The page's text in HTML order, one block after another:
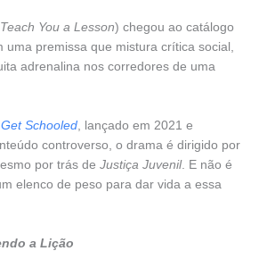
Teach You a Lesson) chegou ao catálogo
uma premissa que mistura crítica social,
adrenalina nos corredores de uma
Get Schooled, lançado em 2021 e
controverso, o drama é dirigido por
por trás de Justiça Juvenil. E não é
elenco de peso para dar vida a essa
a Lição